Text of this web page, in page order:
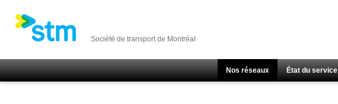
Société de transport de Montréal
Nos réseaux État du service